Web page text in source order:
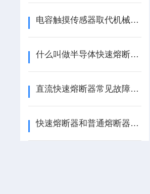
电容触摸传感器取代机械开关
什么叫做半导体快速熔断器？
直流快速熔断器常见故障分析，频繁熔断误动作原因排查与解决办法
快速熔断器和普通熔断器区别有哪些？